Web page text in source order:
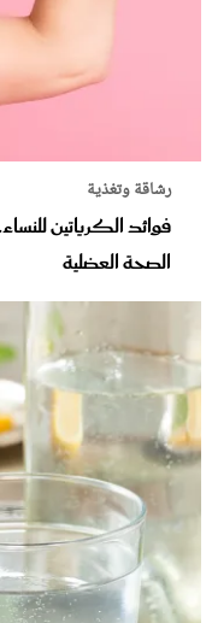
رشاقة وتغذية
فوائد الكرياتين
الصحة العضلية